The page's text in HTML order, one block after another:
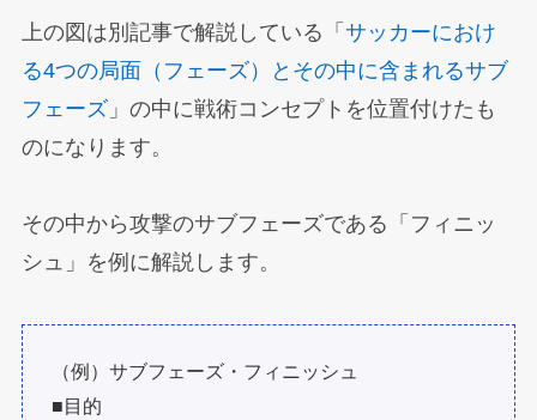
上の図は別記事で解説している「 サッカーにおけ
る4つの局面（フェーズ）とその中に含まれるサブ
フェーズ」の中に戦術コンセプトを位置付けたも
のになります。
その中から攻撃のサブフェーズである「フィニッ
シュ」を例に解説します。
（例）サブフェーズ・フィニッシュ
■目的